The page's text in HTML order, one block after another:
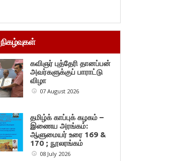
நிகழ்வுகள்
கவிஞர் புத்தேரி தானப்பன்
அவர்களுக்குப் பாராட்டு
விழா
07 August 2026
தமிழ்க் காப்புக் கழகம் –
இணைய அரங்கம்:
ஆளுமையர் உரை 169 &
170 ; நூலரங்கம்
08 July 2026